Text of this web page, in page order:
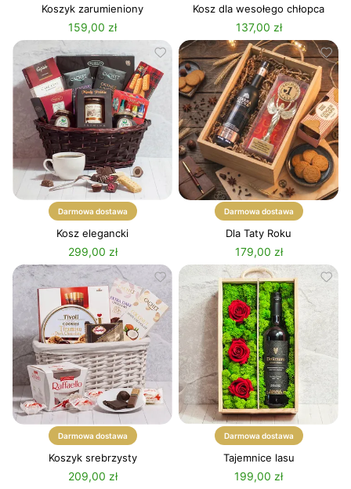
Koszyk zarumieniony
159,00 zł
Kosz dla wesołego chłopca
137,00 zł
Darmowa dostawa
Kosz elegancki
299,00 zł
Darmowa dostawa
Dla Taty Roku
179,00 zł
Darmowa dostawa
Koszyk srebrzysty
209,00 zł
Darmowa dostawa
Tajemnice lasu
199,00 zł